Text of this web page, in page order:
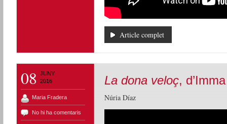
Article complet
08
JUNY
2016
Maria Fradera
No hi ha comentaris
La dona veloç,
Núria Díaz